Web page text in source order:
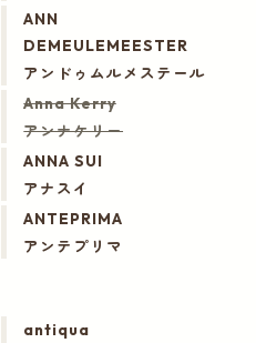
ANN
DEMEULEMEESTER
アンドゥムルメステール
Anna Kerry
アンナケリー
ANNA SUI
アナスイ
ANTEPRIMA
アンテプリマ
antiqua